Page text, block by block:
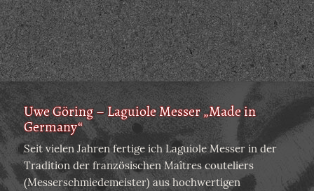
Uwe Göring – Laguiole Messer „Made in
Germany“
Seit vielen Jahren fertige ich Laguiole Messer in der
Tradition der französischen Maîtres couteliers
(Messerschmiedemeister) aus hochwertigen